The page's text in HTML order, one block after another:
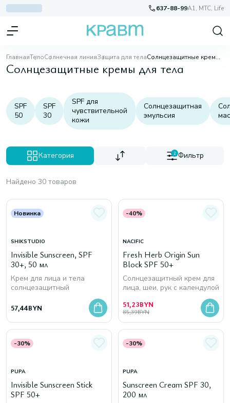
637-88-99A1, МТС, Life
ГлавнаяТелоСолнечная линияЗащита для тела Солнцезащитные кремы для тела
Солнцезащитные кремы для тела
SPF
50
SPF
30
SPF для
чувствительной
кожи
Солнцезащитная
эмульсия
Категория 2 Фильтр
Найдено 30 товаров
Новинка
SHIKSTUDIO
Invisible Sunscreen, SPF
30+, 50 мл
Крем для лица и тела
солнцезащитный
57,44BYN
-40%
NACIFIC
Fresh Herb Origin Sun
Block SPF 50+
Солнцезащитный крем для
лица, шеи, рук с календулой
51,23BYN
85,39BYN
-30%
PUPA
Invisible Sunscreen Stick
SPF 50+
-30%
PUPA
Sunscreen Cream SPF 30,
200 мл